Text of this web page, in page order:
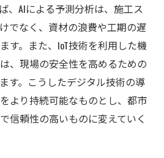
、AIによる予測分析は、施工ス
でなく、資材の浪費や工期の遅
す。また、IoT技術を利用した機
、現場の安全性を高めるための
す。こうしたデジタル技術の導
より持続可能なものとし、都市
信頼性の高いものに変えていく